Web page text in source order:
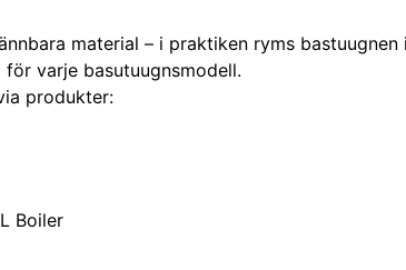
material – i praktiken ryms
varje basutuugnsmodell.
produkter:
Boiler